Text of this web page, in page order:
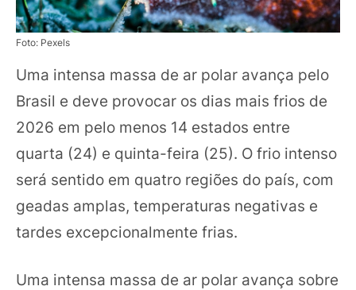
Foto: Pexels
Uma intensa massa de ar polar avança pelo
Brasil e deve provocar os dias mais frios de
2026 em pelo menos 14 estados entre
quarta (24) e quinta-feira (25). O frio intenso
será sentido em quatro regiões do país, com
geadas amplas, temperaturas negativas e
tardes excepcionalmente frias.
Uma intensa massa de ar polar avança sobre